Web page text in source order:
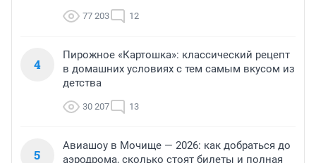
77 203 12
4
Пирожное «Картошка»: классический рецепт
в домашних условиях с тем самым вкусом из
детства
30 207 13
5
Авиашоу в Мочище — 2026: как добраться до
аэродрома, сколько стоят билеты и полная